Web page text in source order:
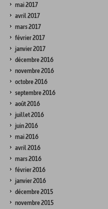
mai 2017
avril 2017
mars 2017
février 2017
janvier 2017
décembre 2016
novembre 2016
octobre 2016
septembre 2016
août 2016
juillet 2016
juin 2016
mai 2016
avril 2016
mars 2016
février 2016
janvier 2016
décembre 2015
novembre 2015